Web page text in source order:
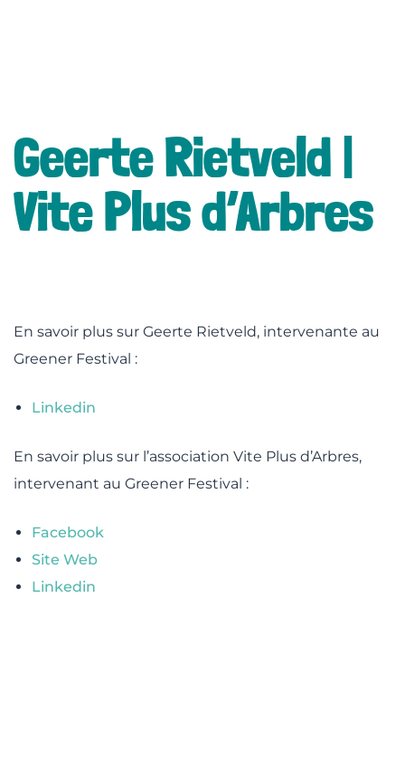
Geerte Rietveld |
Vite Plus d’Arbres
En savoir plus sur Geerte Rietveld, intervenante au
Greener Festival :
Linkedin
En savoir plus sur l’association Vite Plus d’Arbres,
intervenant au Greener Festival :
Facebook
Site Web
Linkedin